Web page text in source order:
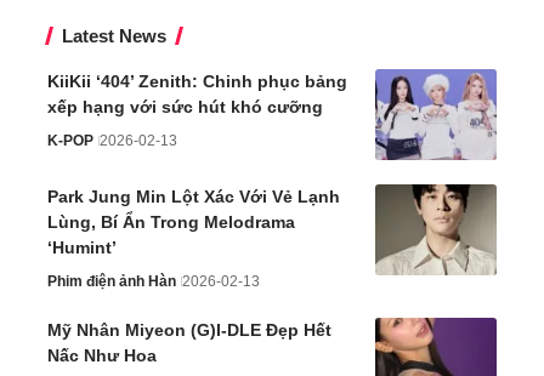
Latest News
KiiKii ‘404’ Zenith: Chinh phục bảng
xếp hạng với sức hút khó cưỡng
K-POP 2026-02-13
Park Jung Min Lột Xác Với Vẻ Lạnh
Lùng, Bí Ẩn Trong Melodrama
‘Humint’
Phim điện ảnh Hàn 2026-02-13
Mỹ Nhân Miyeon (G)I-DLE Đẹp Hết
Nấc Như Hoa